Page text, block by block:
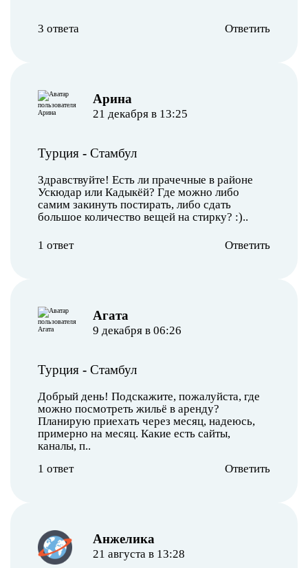
3 ответа Ответить
Арина
21 декабря в 13:25
Турция - Стамбул
Здравствуйте! Есть ли прачечные в районе
Ускюдар или Кадыкёй? Где можно либо
самим закинуть постирать, либо сдать
большое количество вещей на стирку? :)..
1 ответ Ответить
Агата
9 декабря в 06:26
Турция - Стамбул
Добрый день! Подскажите, пожалуйста, где
можно посмотреть жильё в аренду?
Планирую приехать через месяц, надеюсь,
примерно на месяц. Какие есть сайты,
каналы, п..
1 ответ
Ответить
Анжелика
21 августа в 13:28